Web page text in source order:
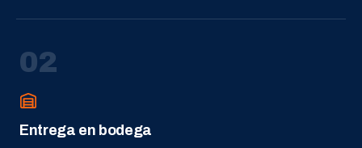
02
Entrega en bodega